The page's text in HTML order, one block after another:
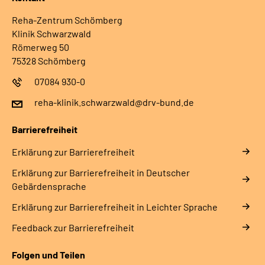
Reha-Zentrum Schömberg
Klinik Schwarzwald
Römerweg 50
75328 Schömberg
07084 930-0
reha-klinik.schwarzwald@drv-bund.de
Barrierefreiheit
Erklärung zur Barrierefreiheit
Erklärung zur Barrierefreiheit in Deutscher
Gebärdensprache
Erklärung zur Barrierefreiheit in Leichter Sprache
Feedback zur Barrierefreiheit
Folgen und Teilen